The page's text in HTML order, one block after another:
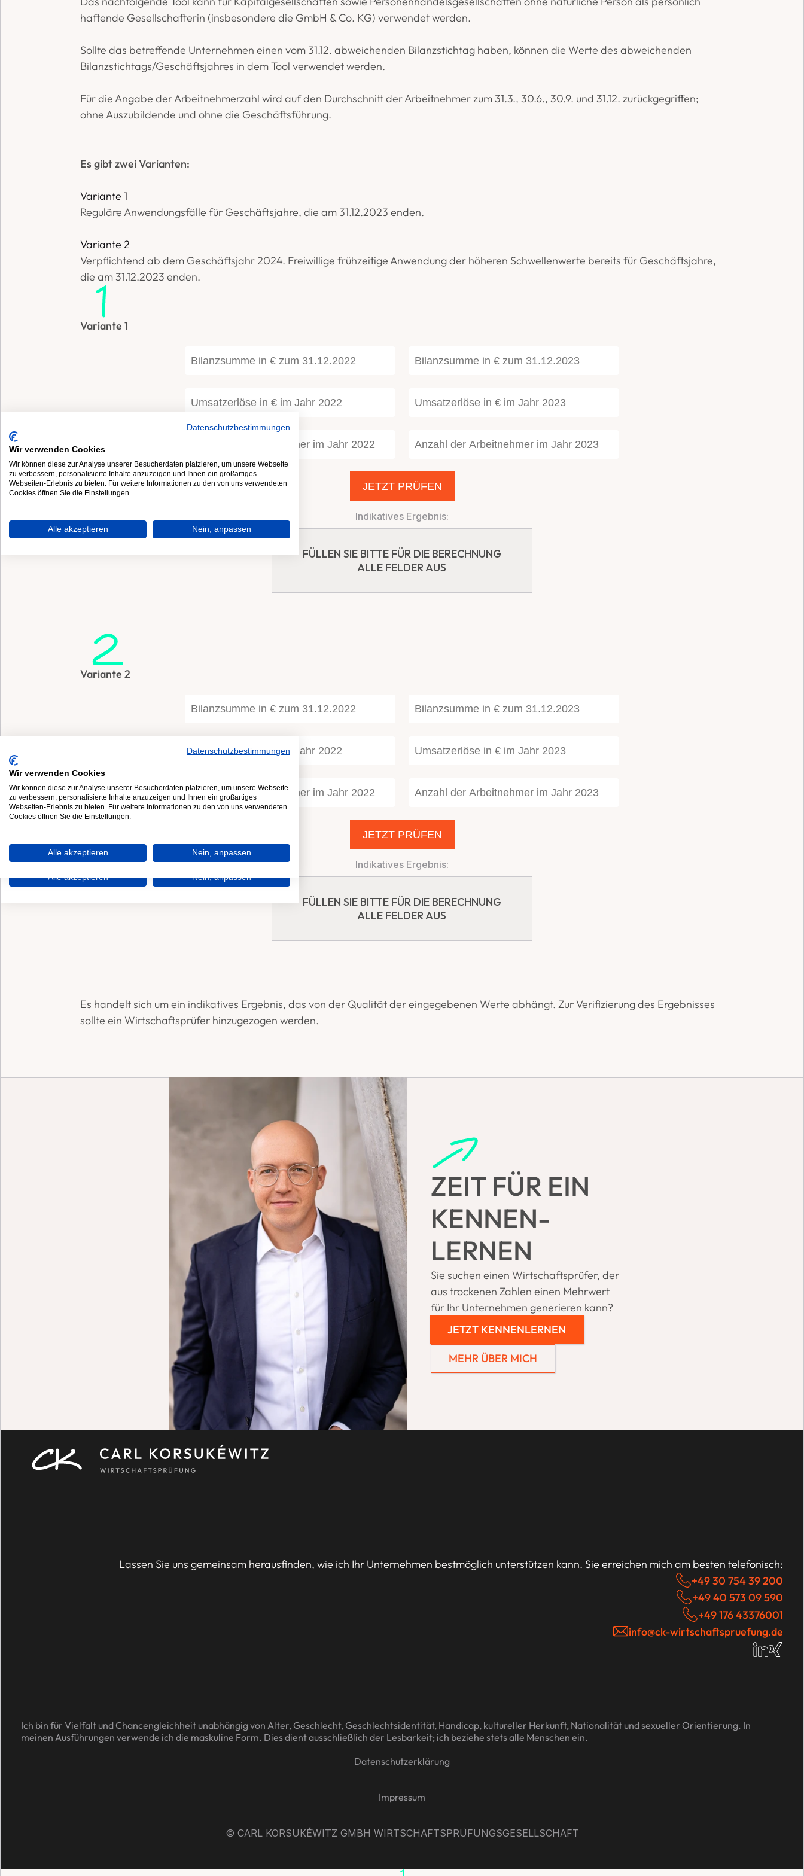
haftende Gesellschafterin (insbesondere die GmbH & Co. KG) verwendet werden.
Sollte das betreffende Unternehmen einen vom 31.12. abweichenden Bilanzstichtag haben, können die Werte des abweichenden
Bilanzstichtags/Geschäftsjahres in dem Tool verwendet werden.
Für die Angabe der Arbeitnehmerzahl wird auf den Durchschnitt der Arbeitnehmer zum 31.3., 30.6., 30.9. und 31.12. zurückgegriffen;
ohne Auszubildende und ohne die Geschäftsführung.
Es gibt zwei Varianten:
Variante 1
Reguläre Anwendungsfälle für Geschäftsjahre, die am 31.12.2023 enden.
Variante 2
Verpflichtend ab dem Geschäftsjahr 2024. Freiwillige frühzeitige Anwendung der höheren Schwellenwerte bereits für Geschäftsjahre,
die am 31.12.2023 enden.
Variante 1
Variante 2
Es handelt sich um ein indikatives Ergebnis, das von der Qualität der eingegebenen Werte abhängt. Zur Verifizierung des Ergebnisses
sollte ein Wirtschaftsprüfer hinzugezogen werden.
ZEIT FÜR EIN
KENNEN-
LERNEN
Sie suchen einen Wirtschaftsprüfer, der
aus trockenen Zahlen einen Mehrwert
für Ihr Unternehmen generieren kann?
JETZT KENNENLERNEN
MEHR ÜBER MICH
Lassen Sie uns gemeinsam herausfinden, wie ich Ihr Unternehmen bestmöglich unterstützen kann. Sie erreichen mich am besten telefonisch:
+49 30 754 39 200
+49 40 573 09 590
+49 176 43376001
info@ck-wirtschaftspruefung.de
Ich bin für Vielfalt und Chancengleichheit unabhängig von Alter, Geschlecht, Geschlechtsidentität, Handicap, kultureller Herkunft, Nationalität und sexueller Orientierung. In
meinen Ausführungen verwende ich die maskuline Form. Dies dient ausschließlich der Lesbarkeit; ich beziehe stets alle Menschen ein.
© CARL KORSUKÉWITZ GMBH WIRTSCHAFTSPRÜFUNGSGESELLSCHAFT
Datenschutzerklärung
Impressum
Datenschutzbestimmungen
Wir verwenden Cookies
Wir können diese zur Analyse unserer Besucherdaten platzieren, um unsere Webseite
zu verbessern, personalisierte Inhalte anzuzeigen und Ihnen ein großartiges
Webseiten-Erlebnis zu bieten. Für weitere Informationen zu den von uns verwendeten
Cookies öffnen Sie die Einstellungen.
Alle akzeptieren Nein, anpassen